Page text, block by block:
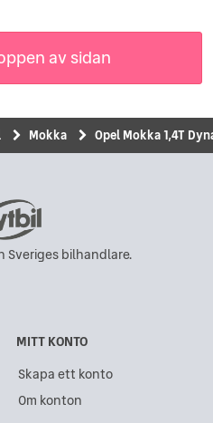
av sidan
Mokka Opel Mokka 1,4T
Sveriges bilhandlare.
MITT KONTO
Skapa ett konto
Om konton